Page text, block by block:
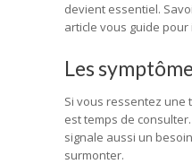
devient essentiel.
article vous guide
Les
Si vous ressentez une
est temps de
signale aussi un
surmonter.